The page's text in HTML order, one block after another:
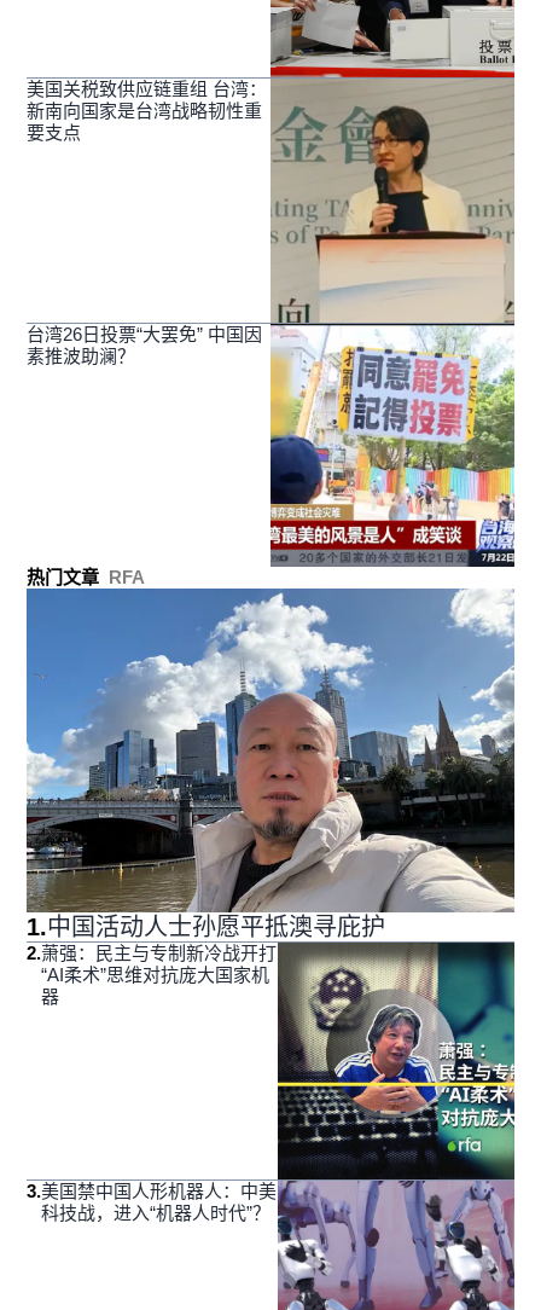
美国关税致供应链重组 台湾：
新南向国家是台湾战略韧性重
要支点
台湾26日投票“大罢免” 中国因
素推波助澜？
热门文章 RFA
1.中国活动人士孙愿平抵澳寻庇护
2.萧强：民主与专制新冷战开打
“AI柔术”思维对抗庞大国家机
器
3.美国禁中国人形机器人：中美
科技战，进入“机器人时代”？